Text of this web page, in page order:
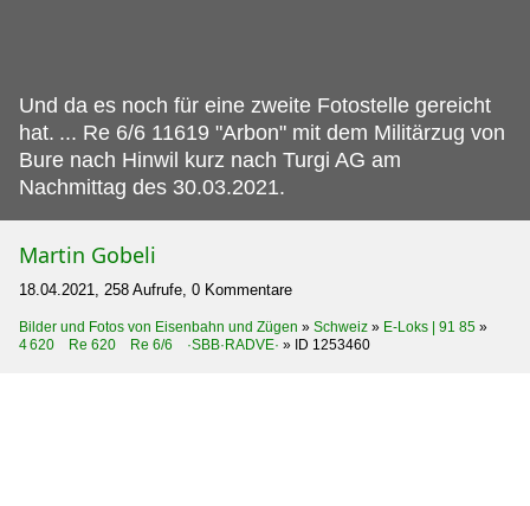
Und da es noch für eine zweite Fotostelle gereicht
hat. ... Re 6/6 11619 "Arbon" mit dem Militärzug von
Bure nach Hinwil kurz nach Turgi AG am
Nachmittag des 30.03.2021.
Martin Gobeli
18.04.2021, 258 Aufrufe, 0 Kommentare
Bilder und Fotos von Eisenbahn und Zügen » Schweiz » E-Loks | 91 85 »
4 620 Re 620 Re 6/6 ·SBB·RADVE· » ID 1253460